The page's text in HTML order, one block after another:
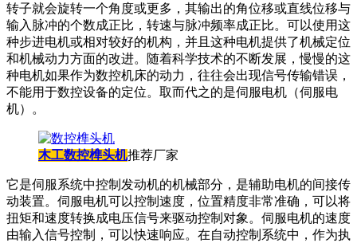
转子就会旋转一个角度或更多，其输出的角位移或直线位移与
输入脉冲的个数成正比，转速与脉冲频率成正比。可以使用这
种步进电机或相对较好的机构，并且这种电机提供了机械定位
和机械动力方面的改进。随着科学技术的不断发展，慢慢的这
种电机如果作为数控机床的动力，往往会出现信号传输错误，
不能用于数控设备的定位。取而代之的是伺服电机（伺服电
机）。
木工数控榫头机推荐厂家
它是伺服系统中控制发动机的机械部分，是辅助电机的间接传
动装置。伺服电机可以控制速度，位置精度非常准确，可以将
扭矩和速度转换成电压信号来驱动控制对象。伺服电机的速度
由输入信号控制，可以快速响应。在自动控制系统中，作为执